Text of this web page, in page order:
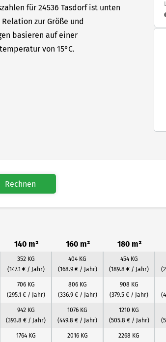
für 24536 Tasdorf ist unten
zur Größe und
basieren auf einer
von 15°C.
Rechnen
140 m² 160 m² 180 m²
352 KG
(147.1 € / Jahr)
404 KG
(168.9 € / Jahr)
454 KG
(189.8 € / Jahr)
706 KG
(295.1 € / Jahr)
806 KG
(336.9 € / Jahr)
908 KG
(379.5 € / Jahr)
942 KG
(393.8 € / Jahr)
1076 KG
(449.8 € / Jahr)
1210 KG
(505.8 € / Jahr)
1764 KG 2016 KG 2268 KG